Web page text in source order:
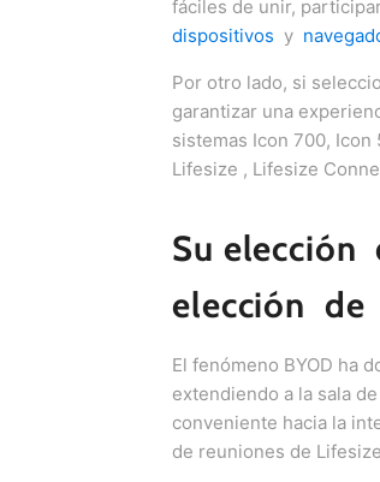
fáciles de unir,
dispositivos y
Por otro lado, si
garantizar una
sistemas Icon 700,
Lifesize , Lifesize
Su elección
elección de
El fenómeno BYOD ha
extendiendo a la sala
conveniente hacia la
de reuniones de